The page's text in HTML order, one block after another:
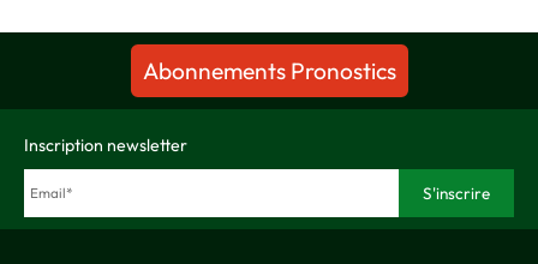
Abonnements Pronostics
Inscription newsletter